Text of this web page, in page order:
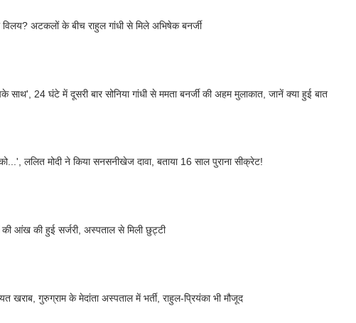
अटकलों के बीच राहुल गांधी से मिले अभिषेक बनर्जी
साथ', 24 घंटे में दूसरी बार सोनिया गांधी से ममता बनर्जी की अहम मुलाकात, जानें क्या हुई बात
ललित मोदी ने किया सनसनीखेज दावा, बताया 16 साल पुराना सीक्रेट!
की आंख की हुई सर्जरी, अस्पताल से मिली छुट्टी
खराब, गुरुग्राम के मेदांता अस्पताल में भर्ती, राहुल-प्रियंका भी मौजूद